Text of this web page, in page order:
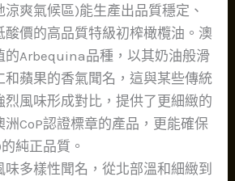
爽氣候區)能生產出品質穩定、
酸價的高品質特級初榨橄欖油。澳
的Arbequina品種，以其奶油般滑
和蘋果的香氣聞名，這與某些傳統
烈風味形成對比，提供了更細緻的
CoP認證標章的產品，更能確保
純正品質。
味多樣性聞名，從北部溫和細緻到